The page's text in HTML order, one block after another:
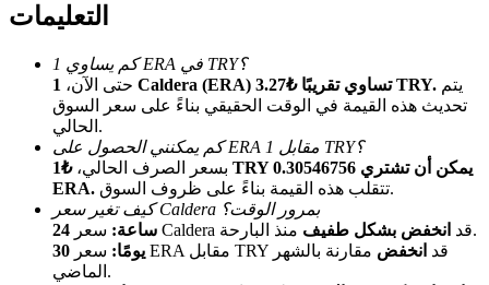
تصل العمولات إلى 65٪!
التعليمات
كم يساوي 1 ERA في TRY؟
حتى الآن،
1 Caldera (ERA) تساوي تقريبًا ₺3.27 TRY.
تحديث هذه القيمة في الوقت الحقيقي بناءً على سعر السوق
الحالي.
كم يمكنني الحصول على ERA مقابل 1 TRY؟
بسعر الصرف الحالي،
₺1 TRY يمكن أن تشتري 0.30546756
ERA.
تتقلب هذه القيمة بناءً على ظروف السوق.
كيف تغير سعر Caldera بمرور الوقت؟
24 ساعة:
سعر Caldera قد انخفض بشكل طفيف
منذ البارحة.
30 يومًا:
سعر ERA مقابل TRY قد انخفض مقارنة بالشهر
الماضي.